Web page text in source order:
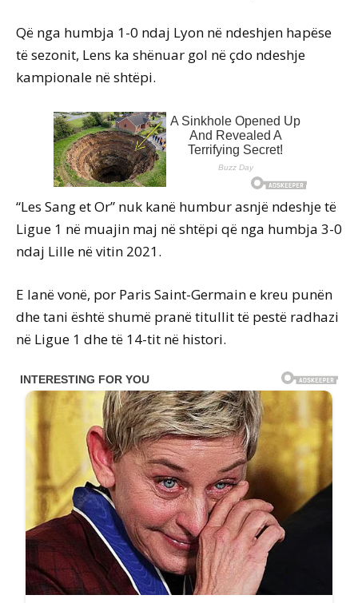
Që nga humbja 1-0 ndaj Lyon në ndeshjen hapëse
të sezonit, Lens ka shënuar gol në çdo ndeshje
kampionale në shtëpi.
“Les Sang et Or” nuk kanë humbur asnjë ndeshje të
Ligue 1 në muajin maj në shtëpi që nga humbja 3-0
ndaj Lille në vitin 2021.
E lanë vonë, por Paris Saint-Germain e kreu punën
dhe tani është shumë pranë titullit të pestë radhazi
në Ligue 1 dhe të 14-tit në histori.